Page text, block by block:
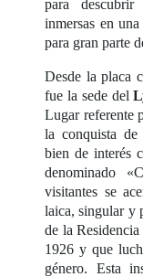
para
inmersas en
para gran parte
Desde la placa
fue la sede del
Lugar referente
la conquista de
bien de interés
denominado
visitantes se
laica, singular y
de la
1926 y que
género. Esta